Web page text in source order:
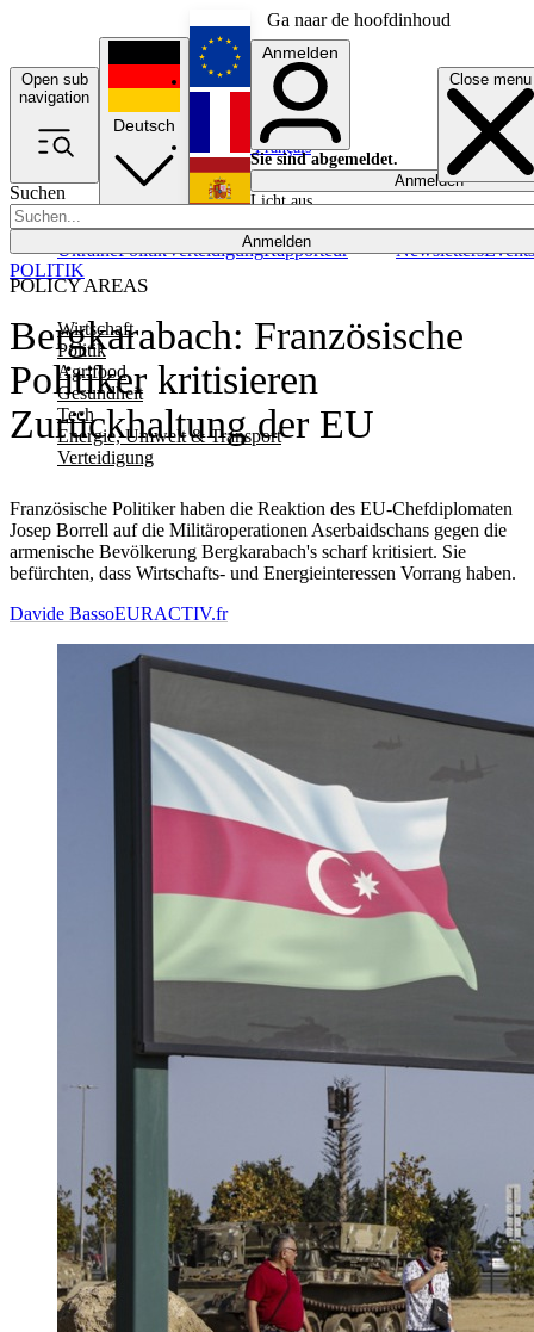
Ga naar de hoofdinhoud
Open sub
navigation
Close menu
Suchen
Anmelden
POLICY AREAS
Wirtschaft
Politik
Agrifood
Gesundheit
Tech
Energie, Umwelt & Transport
Verteidigung
UkrainePolitikVerteidigungRapporteur NewslettersEvents
Deutsch
English
Français
Anmelden
Sie sind abgemeldet.
Anmelden
Licht aus
Bergkarabach: Französische
Politiker kritisieren
Zurückhaltung der EU
Französische Politiker haben die Reaktion des EU-Chefdiplomaten
Josep Borrell auf die Militäroperationen Aserbaidschans gegen die
armenische Bevölkerung Bergkarabach's scharf kritisiert. Sie
befürchten, dass Wirtschafts- und Energieinteressen Vorrang haben.
POLITIK
Davide BassoEURACTIV.fr